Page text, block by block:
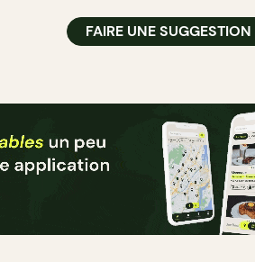
FAIRE UNE SUGGESTION